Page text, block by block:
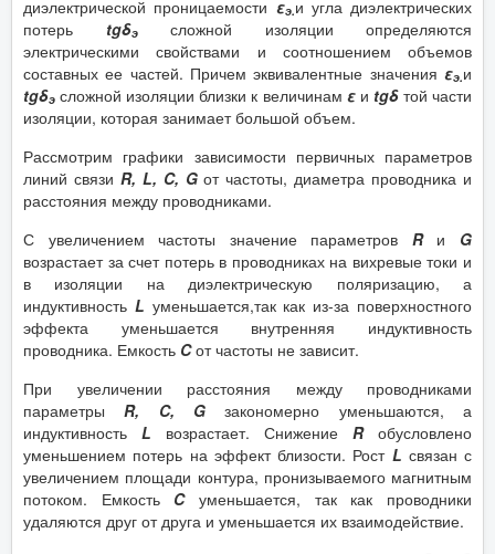
диэлектрической проницаемости εэ.и угла диэлектрических
потерь tgδэсложной изоляции определяются
электрическими свойствами и соотношением объемов
составных ее частей. Причем эквивалентные значения εэ.и
tgδэ сложной изоляции близки к величинам ε и tgδтой части
изоляции, которая занимает большой объем.
Рассмотрим графики зависимости первичных параметров
линий связи R, L, C, Gот частоты, диаметра проводника и
расстояния между проводниками.
С увеличением частоты значение параметров R и G
возрастает за счет потерь в проводниках на вихревые токи и
в изоляции на диэлектрическую поляризацию, а
индуктивность L уменьшается,так как из-за поверхностного
эффекта уменьшается внутренняя индуктивность
проводника. Емкость Cот частоты не зависит.
При увеличении расстояния между проводниками
параметрыR, C, Gзакономерно уменьшаются, а
индуктивность L возрастает. Снижение R обусловлено
уменьшением потерь на эффект близости. Рост L связан с
увеличением площади контура, пронизываемого магнитным
потоком. Емкость Cуменьшается, так как проводники
удаляются друг от друга и уменьшается их взаимодействие.